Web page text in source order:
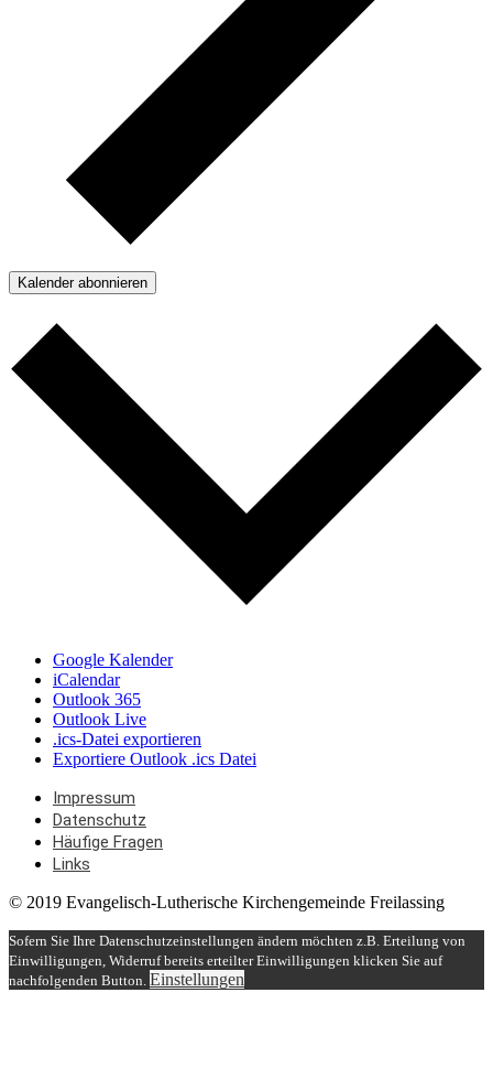
Kalender abonnieren
Google Kalender
iCalendar
Outlook 365
Outlook Live
.ics-Datei exportieren
Exportiere Outlook .ics Datei
Impressum
Datenschutz
Häufige Fragen
Links
© 2019 Evangelisch-Lutherische Kirchengemeinde Freilassing
Sofern Sie Ihre Datenschutzeinstellungen ändern möchten z.B. Erteilung von
Einwilligungen, Widerruf bereits erteilter Einwilligungen klicken Sie auf
nachfolgenden Button. Einstellungen